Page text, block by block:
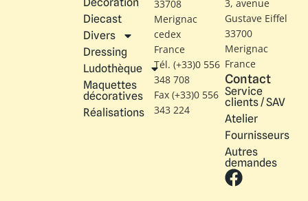
Diecast
Divers
Dressing
Ludothèque
Maquettes
décoratives
Réalisations
33708
Merignac
cedex
France
Tél. (+33)0 556
348 708
Fax (+33)0 556
343 224
3, avenue
Gustave Eiffel​
33700
Merignac
France
Contact
Service
clients / SAV
Atelier
Fournisseurs
Autres
demandes